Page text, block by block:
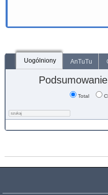
Uogólniony AnTuTu
Total